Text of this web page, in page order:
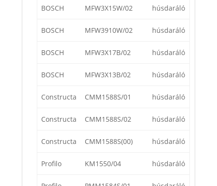
BOSCH MFW3X15W/02 húsdaráló
BOSCH MFW3910W/02 húsdaráló
BOSCH MFW3X17B/02 húsdaráló
BOSCH MFW3X13B/02 húsdaráló
Constructa CMM1588S/01 húsdaráló
Constructa CMM1588S/02 húsdaráló
Constructa CMM1588S(00) húsdaráló
Profilo KM1550/04 húsdaráló